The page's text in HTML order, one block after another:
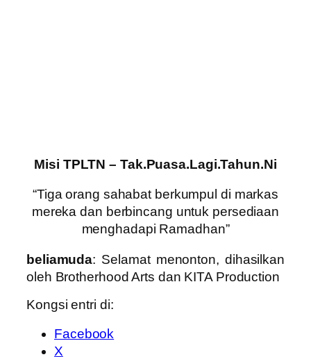
Misi TPLTN – Tak.Puasa.Lagi.Tahun.Ni
“Tiga orang sahabat berkumpul di markas
mereka dan berbincang untuk persediaan
menghadapi Ramadhan”
beliamuda: Selamat menonton, dihasilkan
oleh Brotherhood Arts dan KITA Production
Kongsi entri di:
Facebook
X